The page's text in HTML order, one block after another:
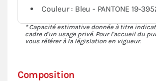
Composition
Couleur : Bleu - PANTONE 19-
* Capacité estimative donnée à titre
cadre d'un usage privé. Pour l'accueil du
vous référer à la législation en vigueur.